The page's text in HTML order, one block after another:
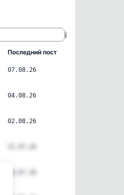
ℹ️
Последний пост
07.08.26
04.08.26
02.08.26